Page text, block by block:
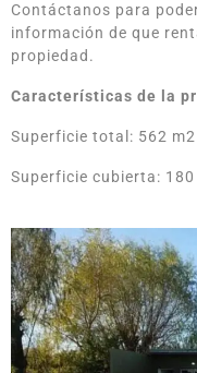
Contáctanos para
información de que
propiedad.
Características de la
Superficie total: 562 m2
Superficie cubierta: